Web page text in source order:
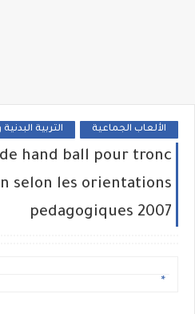
الألعاب الجماعية التربية
hand ball pour tronc
selon les orientations
pedagogiques 2007